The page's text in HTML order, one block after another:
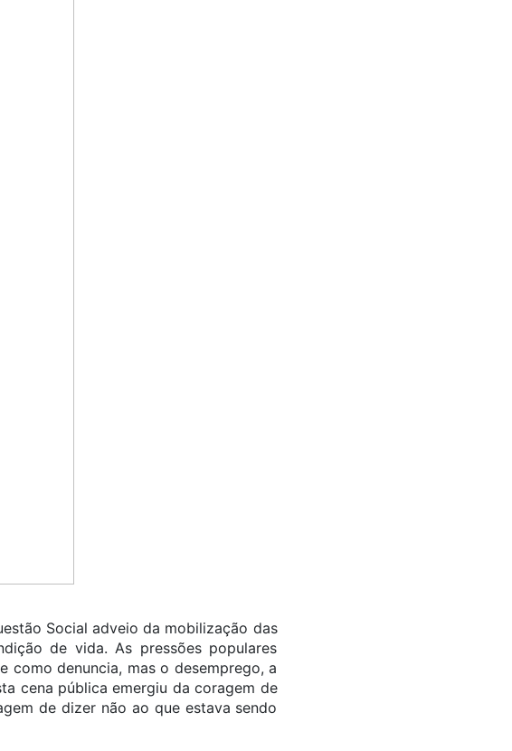
Social adveio da mobilização das
de vida. As pressões populares
como denuncia, mas o desemprego, a
cena pública emergiu da coragem de
de dizer não ao que estava sendo